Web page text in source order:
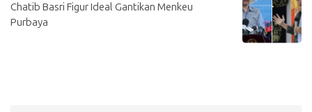
Chatib Basri Figur Ideal Gantikan Menkeu
Purbaya